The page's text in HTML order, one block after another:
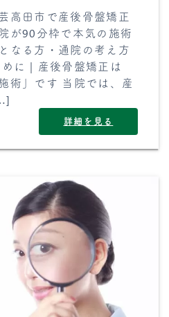
高田市で産後骨盤矯正
が90分枠で本気の施術
なる方・通院の考え方
に｜産後骨盤矯正は
術」です 当院では、産
詳細を見る